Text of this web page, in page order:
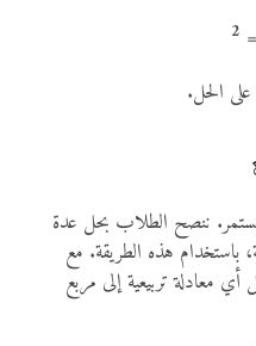
2
الحل.
مستمر. ننصح الطلاب بحل عدة
باستخدام هذه الطريقة. مع
معادلة تربيعية إلى مربع